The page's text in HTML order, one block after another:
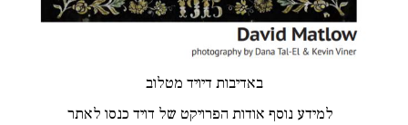
באדיבות דיויד מטלוב
למידע נוסף אודות הפרויקט של דויד כנסו לאתר